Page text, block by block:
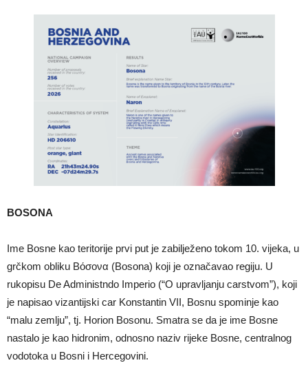
BOSONA
Ime Bosne kao teritorije prvi put je zabilježeno tokom 10. vijeka, u
grčkom obliku Βόσονα (Bosona) koji je označavao regiju. U
rukopisu De Administndo Imperio (“O upravljanju carstvom”), koji
je napisao vizantijski car Konstantin VII, Bosnu spominje kao
“malu zemlju”, tj. Horion Bosonu. Smatra se da je ime Bosne
nastalo je kao hidronim, odnosno naziv rijeke Bosne, centralnog
vodotoka u Bosni i Hercegovini.